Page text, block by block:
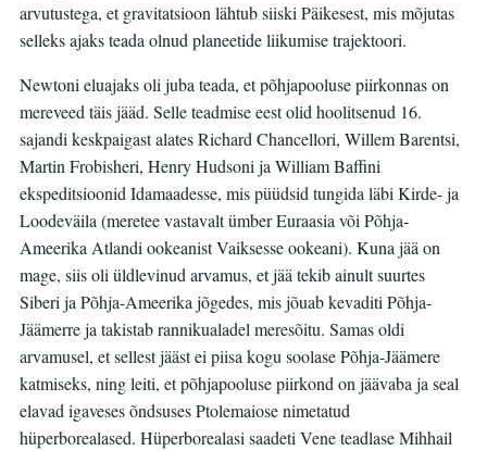
arvutustega, et gravitatsioon lähtub siiski Päikesest, mis mõjutas
selleks ajaks teada olnud planeetide liikumise trajektoori.
Newtoni eluajaks oli juba teada, et põhjapooluse piirkonnas on
mereveed täis jääd. Selle teadmise eest olid hoolitsenud 16.
sajandi keskpaigast alates Richard Chancellori, Willem Barentsi,
Martin Frobisheri, Henry Hudsoni ja William Baffini
ekspeditsioonid Idamaadesse, mis püüdsid tungida läbi Kirde- ja
Loodeväila (meretee vastavalt ümber Euraasia või Põhja-
Ameerika Atlandi ookeanist Vaiksesse ookeani). Kuna jää on
mage, siis oli üldlevinud arvamus, et jää tekib ainult suurtes
Siberi ja Põhja-Ameerika jõgedes, mis jõuab kevaditi Põhja-
Jäämerre ja takistab rannikualadel meresõitu. Samas oldi
arvamusel, et sellest jääst ei piisa kogu soolase Põhja-Jäämere
katmiseks, ning leiti, et põhjapooluse piirkond on jäävaba ja seal
elavad igaveses õndsuses Ptolemaiose nimetatud
hüperborealased. Hüperborealasi saadeti Vene teadlase Mihhail